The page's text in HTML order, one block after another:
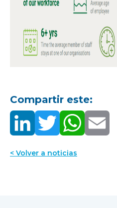
Compartir este:
< Volver a noticias